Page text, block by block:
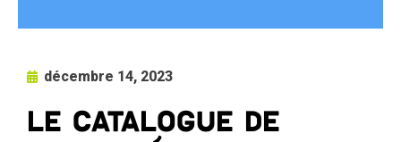
décembre 14, 2023
Le catalogue de